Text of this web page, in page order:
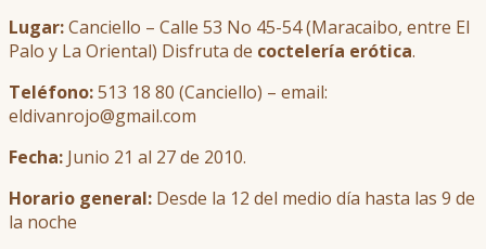
Lugar:Canciello – Calle 53 No 45-54 (Maracaibo, entre El
Palo y La Oriental) Disfruta de coctelería erótica.
Teléfono:513 18 80 (Canciello) – email:
eldivanrojo@gmail.com
Fecha: Junio 21 al 27 de 2010.
Horario general: Desde la 12 del medio día hasta las 9 de
la noche